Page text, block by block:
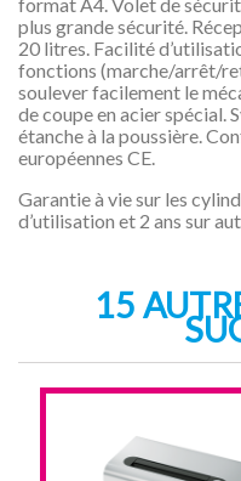
plus grande sécurité.
20 litres. Facilité
fonctions (marche/arrêt/
soulever facilement le
de coupe en acier spécial.
étanche à la poussière.
européennes CE.
Garantie à vie sur les
d’utilisation et 2 ans sur
15